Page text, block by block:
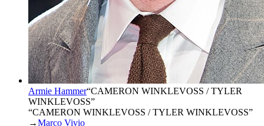
Armie Hammer“CAMERON WINKLEVOSS / TYLER
WINKLEVOSS”
“CAMERON WINKLEVOSS / TYLER WINKLEVOSS”
→Marco Vivio